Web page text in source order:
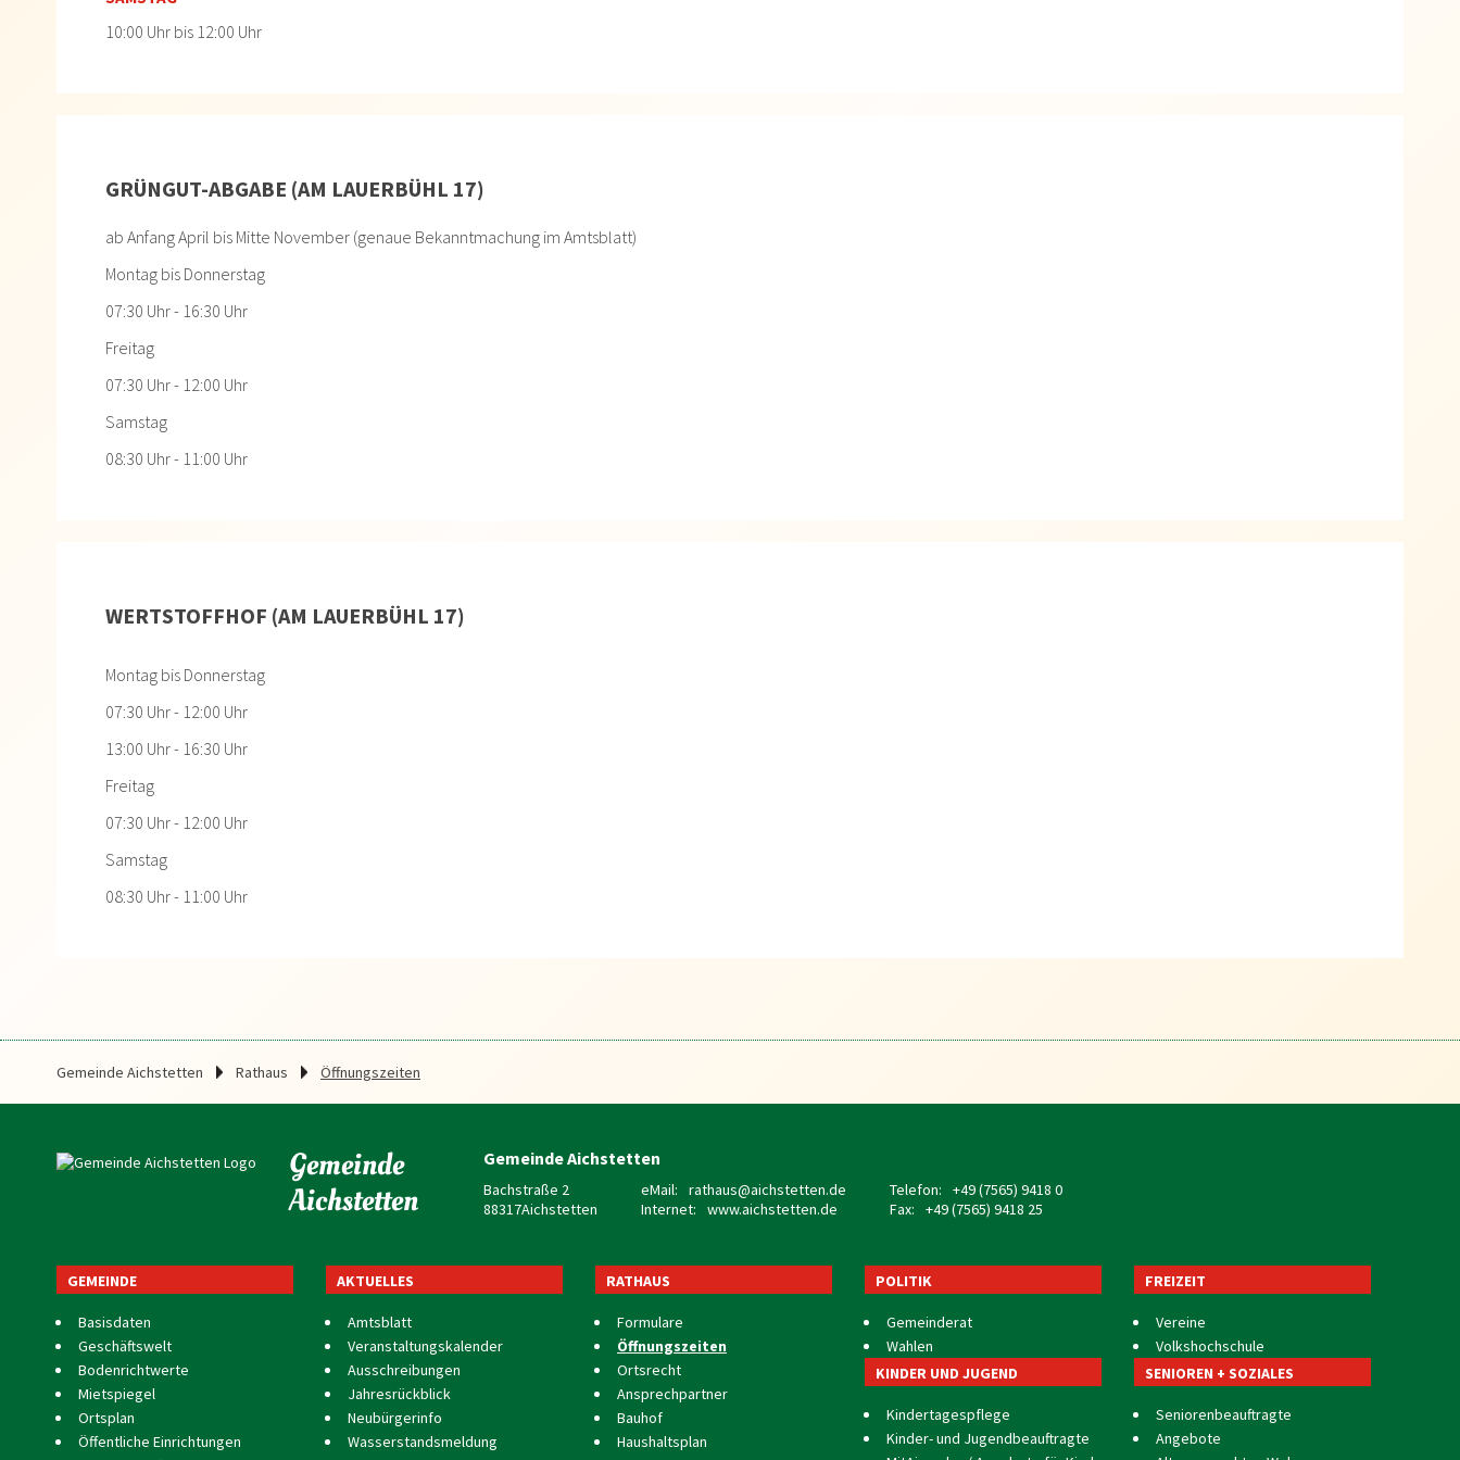
10:00 Uhr bis 12:00 Uhr
GRÜNGUT-ABGABE (AM LAUERBÜHL 17)
ab Anfang April bis Mitte November (genaue Bekanntmachung im Amtsblatt)
Montag bis Donnerstag
07:30 Uhr - 16:30 Uhr
Freitag
07:30 Uhr - 12:00 Uhr
Samstag
08:30 Uhr - 11:00 Uhr
WERTSTOFFHOF (AM LAUERBÜHL 17)
Montag bis Donnerstag
07:30 Uhr - 12:00 Uhr
13:00 Uhr - 16:30 Uhr
Freitag
07:30 Uhr - 12:00 Uhr
Samstag
08:30 Uhr - 11:00 Uhr
Gemeinde Aichstetten Rathaus Öffnungszeiten
Gemeinde
Aichstetten
Gemeinde Aichstetten
Bachstraße 2
88317Aichstetten
eMail:
rathaus@aichstetten.de
Internet:
www.aichstetten.de
Telefon:
+49 (7565) 9418 0
Fax:
+49 (7565) 9418 25
GEMEINDE
Basisdaten
Geschäftswelt
Bodenrichtwerte
Mietspiegel
Ortsplan
Öffentliche Einrichtungen
AKTUELLES
Amtsblatt
Veranstaltungskalender
Ausschreibungen
Jahresrückblick
Neubürgerinfo
Wasserstandsmeldung
RATHAUS
Formulare
Öffnungszeiten
Ortsrecht
Ansprechpartner
Bauhof
Haushaltsplan
POLITIK
Gemeinderat
Wahlen
FREIZEIT
Vereine
Volkshochschule
KINDER UND JUGEND
Kindertagespflege
Kinder- und Jugendbeauftragte
SENIOREN + SOZIALES
Seniorenbeauftragte
Angebote